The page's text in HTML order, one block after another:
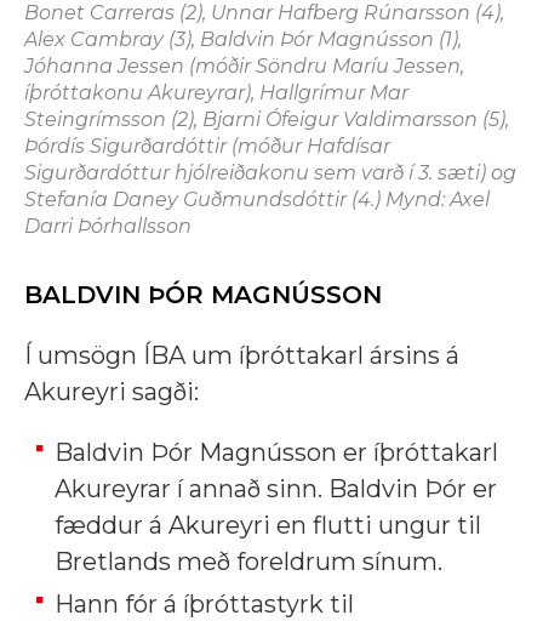
Bonet Carreras (2), Unnar Hafberg Rúnarsson (4),
Alex Cambray (3), Baldvin Þór Magnússon (1),
Jóhanna Jessen (móðir Söndru Maríu Jessen,
íþróttakonu Akureyrar), Hallgrímur Mar
Steingrímsson (2), Bjarni Ófeigur Valdimarsson (5),
Þórdís Sigurðardóttir (móður Hafdísar
Sigurðardóttur hjólreiðakonu sem varð í 3. sæti) og
Stefanía Daney Guðmundsdóttir (4.) Mynd: Axel
Darri Þórhallsson
BALDVIN ÞÓR MAGNÚSSON
Í umsögn ÍBA um íþróttakarl ársins á
Akureyri sagði:
Baldvin Þór Magnússon er íþróttakarl
Akureyrar í annað sinn. Baldvin Þór er
fæddur á Akureyri en flutti ungur til
Bretlands með foreldrum sínum.
Hann fór á íþróttastyrk til